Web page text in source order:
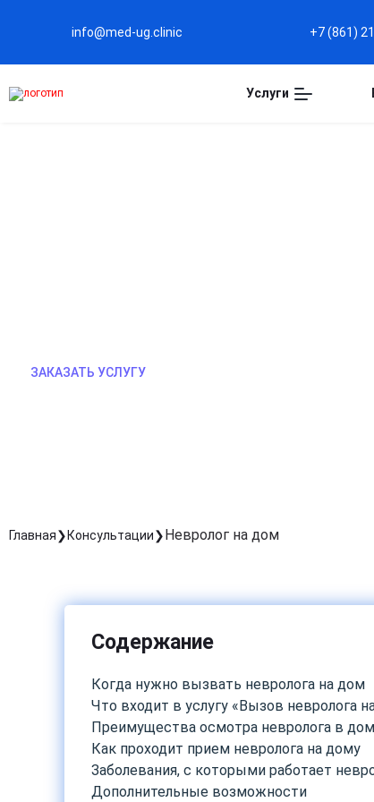
info@med-ug.clinic +7 (861)
Услуги
ЗАКАЗАТЬ УСЛУГУ
Главная Консультации Невролог на дом
Содержание
Когда нужно вызвать невролога на дом
Что входит в услугу «Вызов невролога
Преимущества осмотра невролога в
Как проходит прием невролога на дому
Заболевания, с которыми работает
Дополнительные возможности